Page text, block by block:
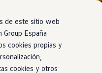
de este sitio web
España
cookies propias y
cookies y otros